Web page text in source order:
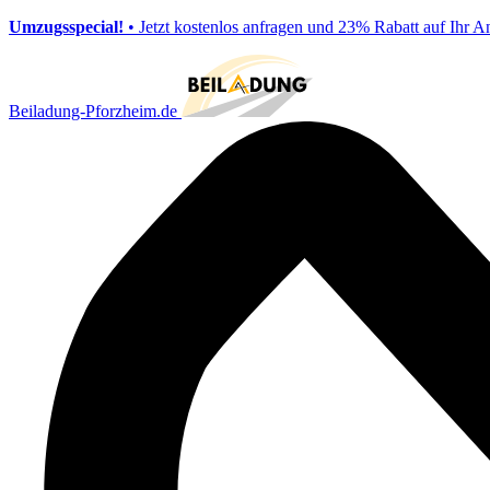
Umzugsspecial! • Jetzt kostenlos anfragen und 23% Rabatt auf Ihr
Beiladung-Pforzheim.de